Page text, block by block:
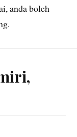
anda boleh